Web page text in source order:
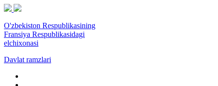
O'zbekiston Respublikasining
Fransiya Respublikasidagi
elchixonasi
Davlat ramzlari